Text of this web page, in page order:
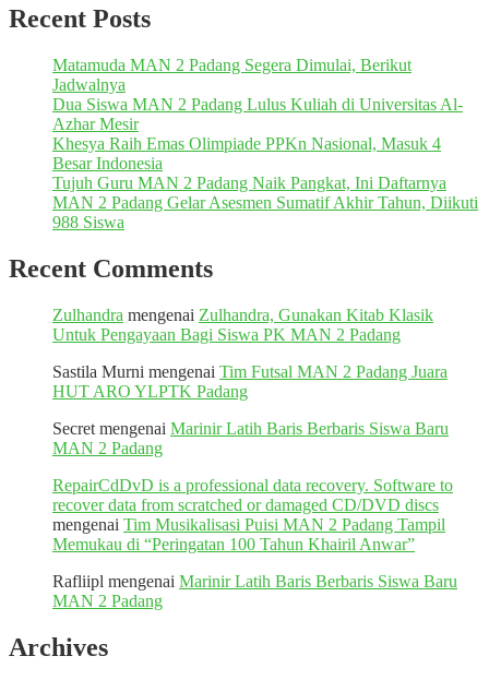
Recent Posts
Matamuda MAN 2 Padang Segera Dimulai, Berikut
Jadwalnya
Dua Siswa MAN 2 Padang Lulus Kuliah di Universitas Al-
Azhar Mesir
Khesya Raih Emas Olimpiade PPKn Nasional, Masuk 4
Besar Indonesia
Tujuh Guru MAN 2 Padang Naik Pangkat, Ini Daftarnya
MAN 2 Padang Gelar Asesmen Sumatif Akhir Tahun, Diikuti
988 Siswa
Recent Comments
Zulhandra mengenai Zulhandra, Gunakan Kitab Klasik
Untuk Pengayaan Bagi Siswa PK MAN 2 Padang
Sastila Murni mengenai Tim Futsal MAN 2 Padang Juara
HUT ARO YLPTK Padang
Secret mengenai Marinir Latih Baris Berbaris Siswa Baru
MAN 2 Padang
RepairCdDvD is a professional data recovery. Software to
recover data from scratched or damaged CD/DVD discs
mengenai Tim Musikalisasi Puisi MAN 2 Padang Tampil
Memukau di “Peringatan 100 Tahun Khairil Anwar”
Rafliipl mengenai Marinir Latih Baris Berbaris Siswa Baru
MAN 2 Padang
Archives